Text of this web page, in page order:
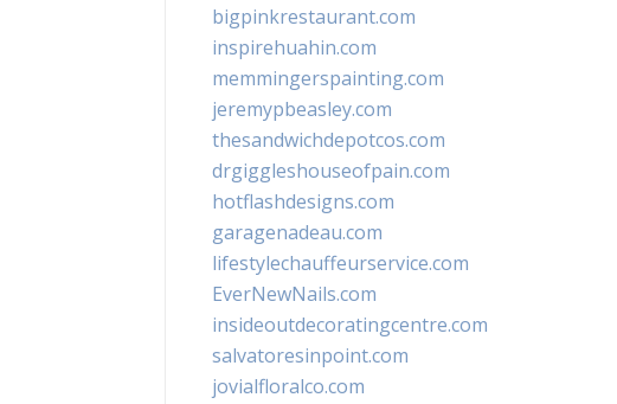
bigpinkrestaurant.com
inspirehuahin.com
memmingerspainting.com
jeremypbeasley.com
thesandwichdepotcos.com
drgiggleshouseofpain.com
hotflashdesigns.com
garagenadeau.com
lifestylechauffeurservice.com
EverNewNails.com
insideoutdecoratingcentre.com
salvatoresinpoint.com
jovialfloralco.com